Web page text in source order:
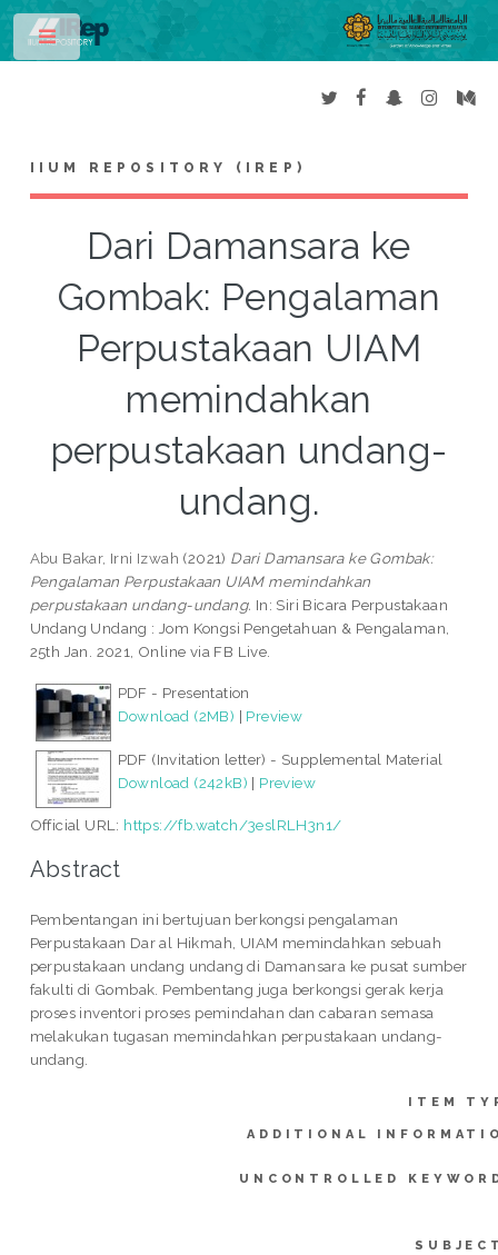
IIUM REPOSITORY (IREP)
Dari Damansara ke
Gombak: Pengalaman
Perpustakaan UIAM
memindahkan
perpustakaan undang-
undang.
Abu Bakar, Irni Izwah (2021) Dari Damansara ke Gombak:
Pengalaman Perpustakaan UIAM memindahkan
perpustakaan undang-undang. In: Siri Bicara Perpustakaan
Undang Undang : Jom Kongsi Pengetahuan & Pengalaman,
25th Jan. 2021, Online via FB Live.
PDF - Presentation
Download (2MB) | Preview
PDF (Invitation letter) - Supplemental Material
Download (242kB) | Preview
Official URL: https://fb.watch/3eslRLH3n1/
Abstract
Pembentangan ini bertujuan berkongsi pengalaman
Perpustakaan Dar al Hikmah, UIAM memindahkan sebuah
perpustakaan undang undang di Damansara ke pusat sumber
fakulti di Gombak. Pembentang juga berkongsi gerak kerja
proses inventori proses pemindahan dan cabaran semasa
melakukan tugasan memindahkan perpustakaan undang-
undang.
ITEM
ADDITIONAL
UNCONTROLLED
Toggle